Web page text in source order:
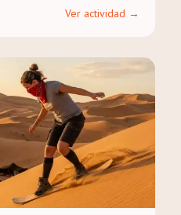
Ver actividad →